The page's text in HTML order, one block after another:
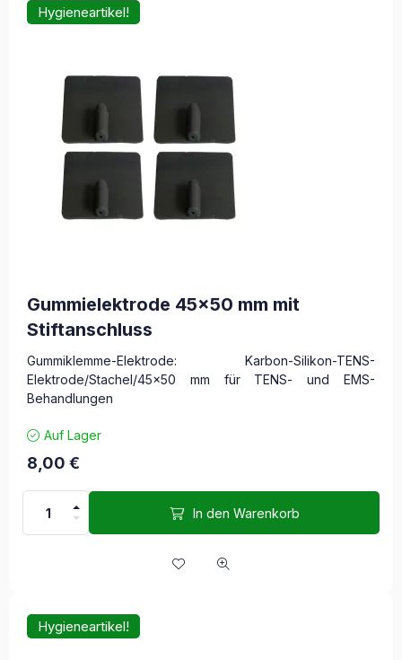
Hygieneartikel!
Gummielektrode 45x50 mm mit
Stiftanschluss
Gummiklemme-Elektrode: Karbon-Silikon-TENS-
Elektrode/Stachel/45×50 mm für TENS- und EMS-
Behandlungen
Auf Lager
8,00 €
In den Warenkorb
Hygieneartikel!